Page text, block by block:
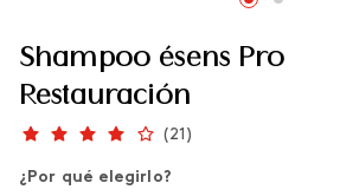
Shampoo ésens Pro
Restauración
(21 )
¿Por qué elegirlo?